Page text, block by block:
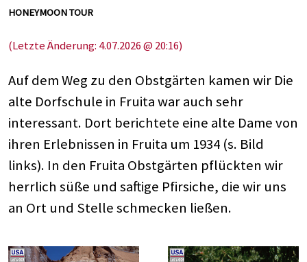
HONEYMOON TOUR
(Letzte Änderung: 4.07.2026 @ 20:16)
Auf dem Weg zu den Obstgärten kamen wir Die
alte Dorfschule in Fruita war auch sehr
interessant. Dort berichtete eine alte Dame von
ihren Erlebnissen in Fruita um 1934 (s. Bild
links). In den Fruita Obstgärten pflückten wir
herrlich süße und saftige Pfirsiche, die wir uns
an Ort und Stelle schmecken ließen.